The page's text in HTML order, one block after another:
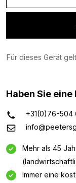
Für dieses Gerät
Haben Sie eine
+31(0)76-504
Mehr als 45
Immer eine